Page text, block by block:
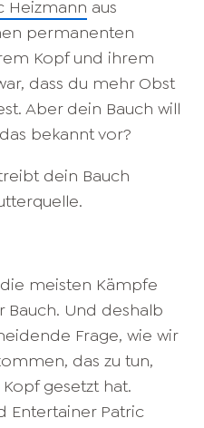
Heizmann aus
permanenten
Kopf und ihrem
dass du mehr Obst
Aber dein Bauch will
bekannt vor?
dein Bauch
meisten Kämpfe
Bauch. Und deshalb
Frage, wie wir
das zu tun,
gesetzt hat.
Entertainer Patric